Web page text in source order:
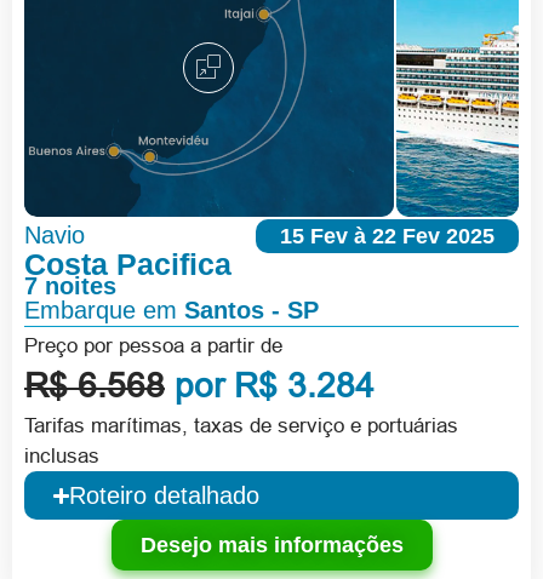
Navio 15 Fev à 22 Fev 2025
Costa Pacifica
7 noites
Embarque em Santos - SP
Preço por pessoa a partir de
R$ 6.568 por R$ 3.284
Tarifas marítimas, taxas de serviço e portuárias
inclusas
Roteiro detalhado
Desejo mais informações